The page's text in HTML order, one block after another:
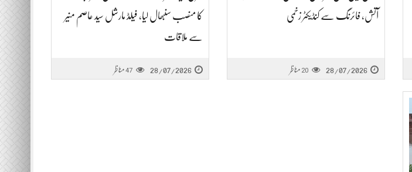
آتش، فائرنگ سے کنڈیکٹر زخمی
28/07/2026
20 مناظر
کا منصب سنبھال لیا، فیلڈ مارشل سید عاصم منیر
سے ملاقات
28/07/2026
47مناظر